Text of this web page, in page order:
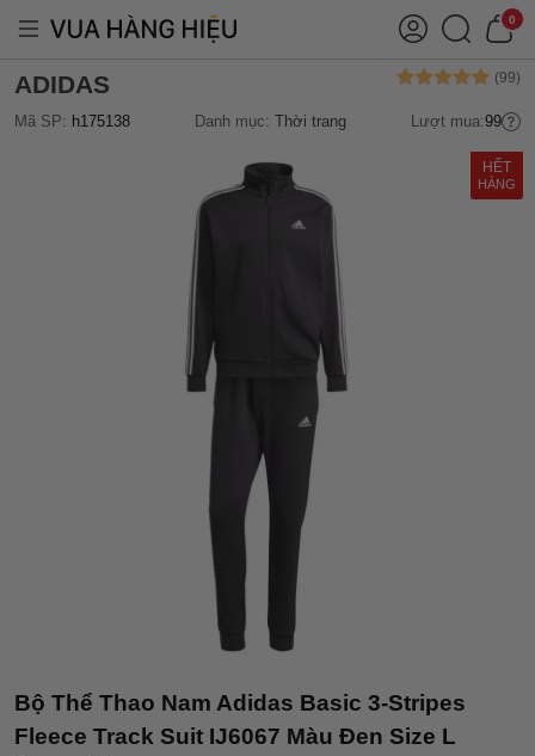
0
ADIDAS
Mã SP: h175138 Danh mục: Thời trang Lượt mua:99
HẾT
HÀNG
Bộ Thể Thao Nam Adidas Basic 3-Stripes
Fleece Track Suit IJ6067 Màu Đen Size L